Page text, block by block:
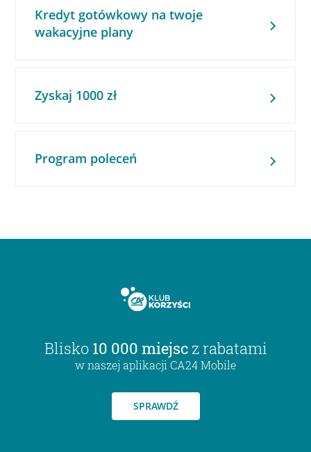
Kredyt gotówkowy na twoje
wakacyjne plany
Zyskaj 1000 zł
Program poleceń
Blisko 10 000 miejsc z rabatami
w naszej aplikacji CA24 Mobile
SPRAWDŹ